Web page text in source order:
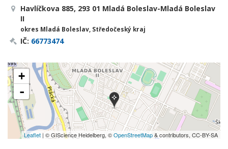
Havlíčkova 885, 293 01 Mladá Boleslav-Mladá Boleslav
II
okres Mladá Boleslav, Středočeský kraj
IČ: 66773474
+
-
Leaflet | © GIScience Heidelberg, ©OpenStreetMap& contributors, CC-BY-SA